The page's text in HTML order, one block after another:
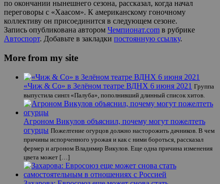
по окончании нынешнего сезона, рассказал, когда начал
переговоры с «Хаасом». К американскому гоночному
коллективу он присоединится в следующем сезоне.
Запись опубликована автором Чемпионат.com в рубрике
Автоспорт. Добавьте в закладки постоянную ссылку.
More from my site
«Чиж & Co» в Зелёном театре ВДНХ 6 июня 2021 Группа
выпустила сингл «Палуба», пополнивший длинный список хитов.
Агроном Викулов объяснил, почему могут пожелтеть
огурцы Пожелтение огурцов должно насторожить дачников. В чем
причины испорченного урожая и как с ними бороться, рассказал
фермер и агроном Владимир Викулов. Еще одна причина изменения
цвета может […]